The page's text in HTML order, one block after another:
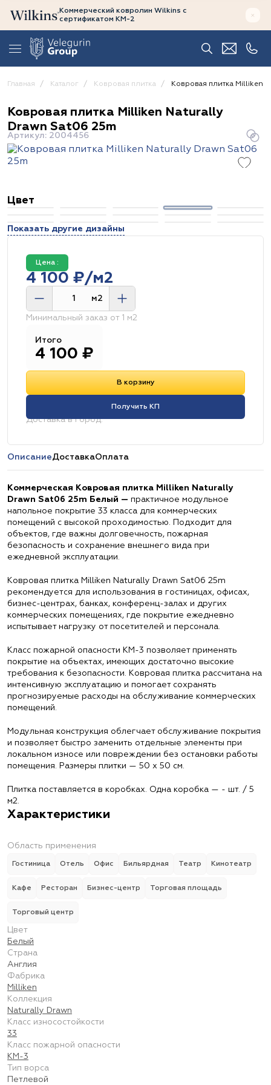
Коммерческий ковролин Wilkins с
сертификатом КМ-2
Главная Каталог Ковровая плитка Ковровая плитка Milliken
Ковровая плитка Milliken Naturally
Drawn Sat06 25m
Артикул: 2004456
Цвет
Показать другие дизайны
Цена :
4 100 ₽/м2
м2
Минимальный заказ от 1 м2
Итого
4 100 ₽
В корзину
Получить КП
Доставка в город:
ОписаниеДоставкаОплата
Коммерческая Ковровая плитка Milliken Naturally
Drawn Sat06 25m Белый — практичное модульное
напольное покрытие 33 класса для коммерческих
помещений с высокой проходимостью. Подходит для
объектов, где важны долговечность, пожарная
безопасность и сохранение внешнего вида при
ежедневной эксплуатации.
Ковровая плитка Milliken Naturally Drawn Sat06 25m
рекомендуется для использования в гостиницах, офисах,
бизнес-центрах, банках, конференц-залах и других
коммерческих помещениях, где покрытие ежедневно
испытывает нагрузку от посетителей и персонала.
Класс пожарной опасности КМ-3 позволяет применять
покрытие на объектах, имеющих достаточно высокие
требования к безопасности. Ковровая плитка рассчитана на
интенсивную эксплуатацию и помогает сохранять
прогнозируемые расходы на обслуживание коммерческих
помещений.
Модульная конструкция облегчает обслуживание покрытия
и позволяет быстро заменить отдельные элементы при
локальном износе или повреждении без остановки работы
помещения. Размеры плитки — 50 х 50 см.
Плитка поставляется в коробках. Одна коробка — - шт. / 5
м2.
Характеристики
Область применения
Гостиница Отель Офис Бильярдная Театр Кинотеатр
Кафе Ресторан Бизнес-центр Торговая площадь
Торговый центр
Цвет
Белый
Страна
Англия
Фабрика
Milliken
Коллекция
Naturally Drawn
Класс износостойкости
33
Класс пожарной опасности
КМ-3
Тип ворса
Петлевой